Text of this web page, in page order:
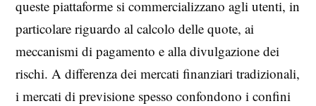
queste piattaforme si commercializzano agli utenti, in
particolare riguardo al calcolo delle quote, ai
meccanismi di pagamento e alla divulgazione dei
rischi. A differenza dei mercati finanziari tradizionali,
i mercati di previsione spesso confondono i confini